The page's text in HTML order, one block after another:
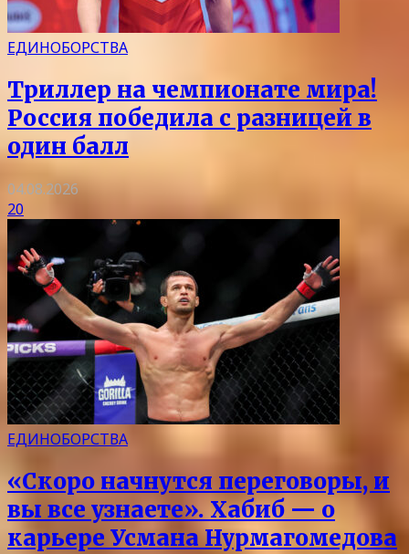
ЕДИНОБОРСТВА
Триллер на чемпионате мира!
Россия победила с разницей в
один балл
04.08.2026
20
ЕДИНОБОРСТВА
«Скоро начнутся переговоры, и
вы все узнаете». Хабиб — о
карьере Усмана Нурмагомедова